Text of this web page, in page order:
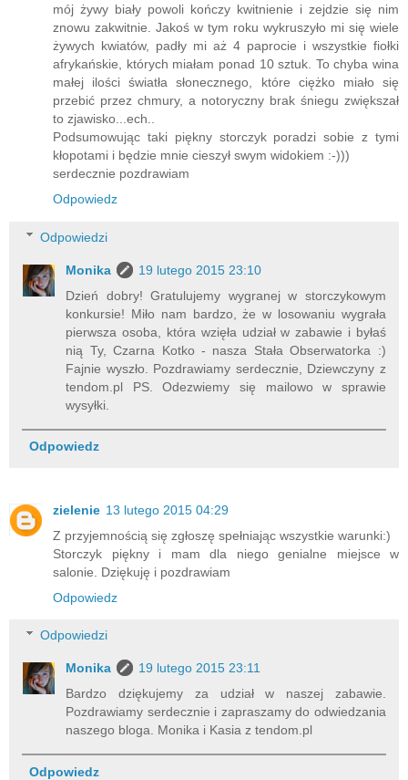
mój żywy biały powoli kończy kwitnienie i zejdzie się nim
znowu zakwitnie. Jakoś w tym roku wykruszyło mi się wiele
żywych kwiatów, padły mi aż 4 paprocie i wszystkie fiołki
afrykańskie, których miałam ponad 10 sztuk. To chyba wina
małej ilości światła słonecznego, które ciężko miało się
przebić przez chmury, a notoryczny brak śniegu zwiększał
to zjawisko...ech..
Podsumowując taki piękny storczyk poradzi sobie z tymi
kłopotami i będzie mnie cieszył swym widokiem :-)))
serdecznie pozdrawiam
Odpowiedz
Odpowiedzi
Monika
19 lutego 2015 23:10
Dzień dobry! Gratulujemy wygranej w storczykowym
konkursie! Miło nam bardzo, że w losowaniu wygrała
pierwsza osoba, która wzięła udział w zabawie i byłaś
nią Ty, Czarna Kotko - nasza Stała Obserwatorka :)
Fajnie wyszło. Pozdrawiamy serdecznie, Dziewczyny z
tendom.pl PS. Odezwiemy się mailowo w sprawie
wysyłki.
Odpowiedz
zielenie 13 lutego 2015 04:29
Z przyjemnością się zgłoszę spełniając wszystkie warunki:)
Storczyk piękny i mam dla niego genialne miejsce w
salonie. Dziękuję i pozdrawiam
Odpowiedz
Odpowiedzi
Monika
19 lutego 2015 23:11
Bardzo dziękujemy za udział w naszej zabawie.
Pozdrawiamy serdecznie i zapraszamy do odwiedzania
naszego bloga. Monika i Kasia z tendom.pl
Odpowiedz